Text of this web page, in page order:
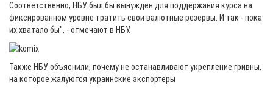
Соответственно, НБУ был бы вынужден для поддержания курса на
фиксированном уровне тратить свои валютные резервы. И так - пока
их хватало бы", - отмечают в НБУ.
Также НБУ объяснили, почему не останавливают укрепление гривны,
на которое жалуются украинские экспортеры